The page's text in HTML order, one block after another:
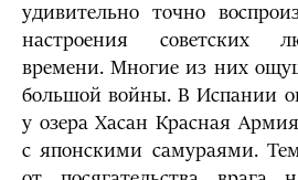
удивительно точно
настроения советских
времени. Многие из них
большой войны. В Испании
у озера Хасан Красная
с японскими самураями.